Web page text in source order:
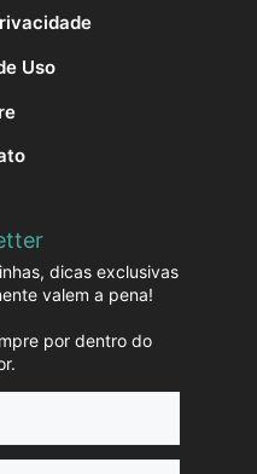
Uso
dicas exclusivas
valem a pena!
por dentro do